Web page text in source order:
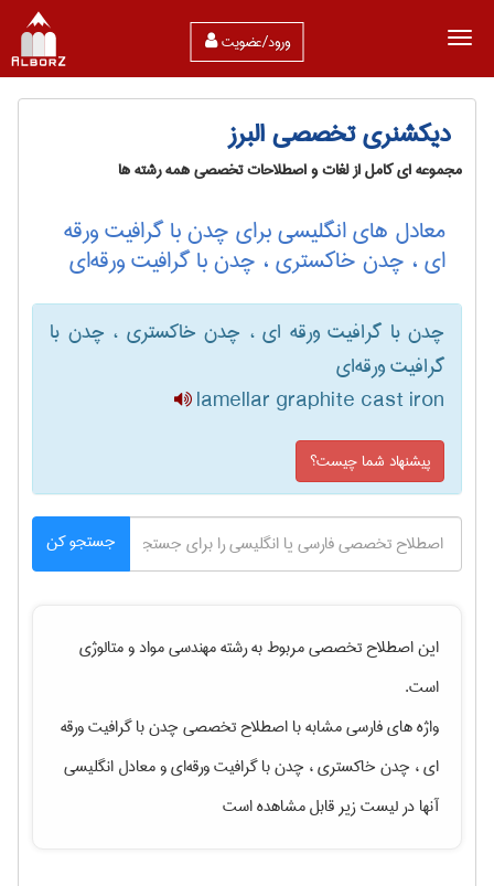
ورود/عضویت
دیکشنری تخصصی البرز
مجموعه ای کامل از لغات و اصطلاحات تخصصی همه رشته ها
معادل های انگلیسی برای چدن با گرافیت ورقه
ای ، چدن خاکستری ، چدن با گرافیت ورقه‌ای
چدن با گرافیت ورقه ای ، چدن خاکستری ، چدن با
گرافیت ورقه‌ای
lamellar graphite cast iron
پیشنهاد شما چیست؟
جستجو کن
این اصطلاح تخصصی مربوط به رشتهمهندسی مواد و متالوژی
است.
واژه های فارسی مشابه با اصطلاح تخصصیچدن با گرافیت ورقه
ای ، چدن خاکستری ، چدن با گرافیت ورقه‌ایو معادل انگلیسی
آنها در لیست زیر قابل مشاهده است